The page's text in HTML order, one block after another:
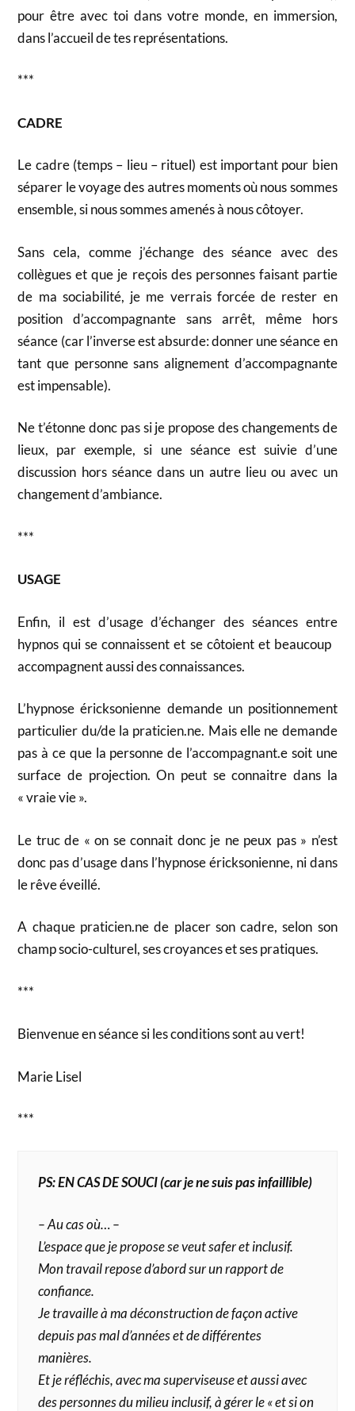
pour être avec toi dans votre monde, en immersion,
dans l’accueil de tes représentations.
***
CADRE
Le cadre (temps – lieu – rituel) est important pour bien
séparer le voyage des autres moments où nous sommes
ensemble, si nous sommes amenés à nous côtoyer.
Sans cela, comme j’échange des séance avec des
collègues et que je reçois des personnes faisant partie
de ma sociabilité, je me verrais forcée de rester en
position d’accompagnante sans arrêt, même hors
séance (car l’inverse est absurde: donner une séance en
tant que personne sans alignement d’accompagnante
est impensable).
Ne t’étonne donc pas si je propose des changements de
lieux, par exemple, si une séance est suivie d’une
discussion hors séance dans un autre lieu ou avec un
changement d’ambiance.
***
USAGE
Enfin, il est d’usage d’échanger des séances entre
hypnos qui se connaissent et se côtoient et beaucoup
accompagnent aussi des connaissances.
L’hypnose éricksonienne demande un positionnement
particulier du/de la praticien.ne. Mais elle ne demande
pas à ce que la personne de l’accompagnant.e soit une
surface de projection. On peut se connaitre dans la
« vraie vie ».
Le truc de « on se connait donc je ne peux pas » n’est
donc pas d’usage dans l’hypnose éricksonienne, ni dans
le rêve éveillé.
A chaque praticien.ne de placer son cadre, selon son
champ socio-culturel, ses croyances et ses pratiques.
***
Bienvenue en séance si les conditions sont au vert!
Marie Lisel
***
PS: EN CAS DE SOUCI (car je ne suis pas infaillible)
– Au cas où… –
L’espace que je propose se veut safer et inclusif.
Mon travail repose d’abord sur un rapport de
confiance.
Je travaille à ma déconstruction de façon active
depuis pas mal d’années et de différentes
manières.
Et je réfléchis, avec ma superviseuse et aussi avec
des personnes du milieu inclusif, à gérer le « et si on